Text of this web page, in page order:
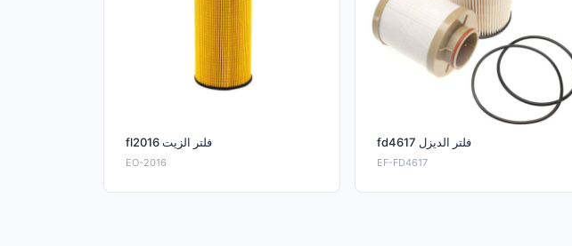
fl2016 فلتر الزيت
EO-2016
fd4617 فلتر الديزل
EF-FD4617